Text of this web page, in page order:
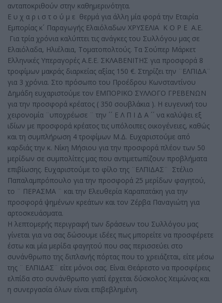
ανταποκριθούν στην καθημερινότητα.
Ε υ χ α ρ ι σ τ ο ύ μ ε θερμά για άλλη μία φορά την Εταιρία
Εμπορίας κ´ Παραγωγής Ελαιόλαδων ΧΡΥΣΕΛΙΑ Κ Ο Ρ Ε Α.Ε.
Για τρία χρόνια καλύπτει τις ανάγκες του Συλλόγου μας σε
Ελαιόλαδα, Ηλιέλαια, Τοματοπολτούς. Τα Σούπερ Μάρκετ
Ελληνικές Υπεραγορές Α.Ε.Ε. ΣΚΛΑΒΕΝΙΤΗΣ για προσφορά 8
τροφίμων μακράς διαρκείας αξίας 150 €. Στηρίζει την ¨ΕΛΠΙΔΑ¨
για 3 χρόνια. Στο πρόσωπο του Προέδρου Κωνσταντίνου
Δημάδη ευχαριστούμε τον ΕΜΠΟΡΙΚΟ ΣΥΛΛΟΓΟ ΓΡΕΒΕΝΩΝ
για την προσφορά κρέατος ( 350 σουβλάκια ). Η ευγενική του
χειρονομία ¨υποχρέωσε ¨ την ´´ Ε Λ Π Ι Δ Α ´´ να καλύψει εξ
ιδίων με προσφορά κρέατος τις υπόλοιπες οικογένειες, καθώς
και τη συμπλήρωση 4 τροφίμων Μ.Δ. Ευχαριστούμε από
καρδιάς την κ. Νίκη Μήσιου για την προσφορά πλέον των 50
μερίδων σε συμπολίτες μας που αντιμετωπίζουν προβλήματα
επιβίωσης. Ευχαριστούμε το φίλο της ¨ΕΛΠΙΔΑΣ¨ Στέλιο
Παπαλαμπρόπουλο για την προσφορά 25 μερίδων φαγητού,
το ¨ ΠΕΡΑΣΜΑ ¨ και την Ελευθερία Καραπατάκη για την
προσφορά ψημένων κρεάτων και τον Ζέρβα Παναγιώτη για
αρτοσκευάσματα.
Η λεπτομερής περιγραφή των δράσεων του Συλλόγου μας
γίνεται για να σας δώσουμε ιδέες πως μπορείτε να προσφέρετε
έστω και μία μερίδα φαγητού που σας περισσεύει στο
συνάνθρωπο της διπλανής πόρτας που το χρειάζεται, είτε μέσω
της ¨ ΕΛΠΙΔΑΣ¨ είτε μόνοι σας. Είναι Θεάρεστο να προσφέρεις
ελπίδα στο συνάνθρωπο γιατί έρχεται δύσκολος Χειμώνας και
η συνεργασία όλων είναι επιβεβλημένη.